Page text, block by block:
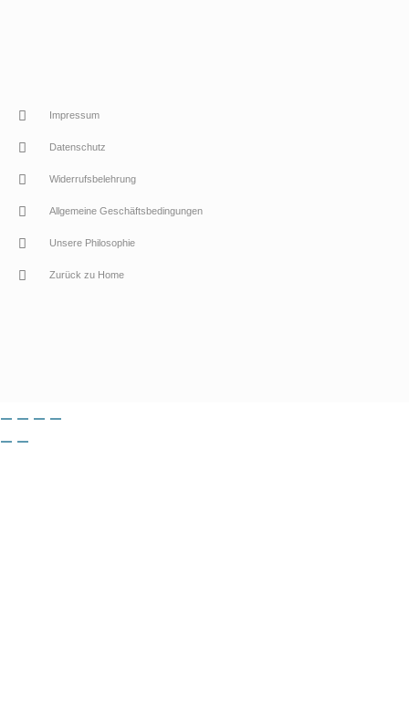
Impressum
Datenschutz
Widerrufsbelehrung
Allgemeine Geschäftsbedingungen
Unsere Philosophie
Zurück zu Home